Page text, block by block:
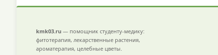
kmk03.ru — помощник студенту-медику:
фитотерапия, лекарственные растения,
ароматерапия, целебные цветы.